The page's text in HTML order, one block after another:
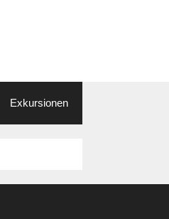
Exkursionen